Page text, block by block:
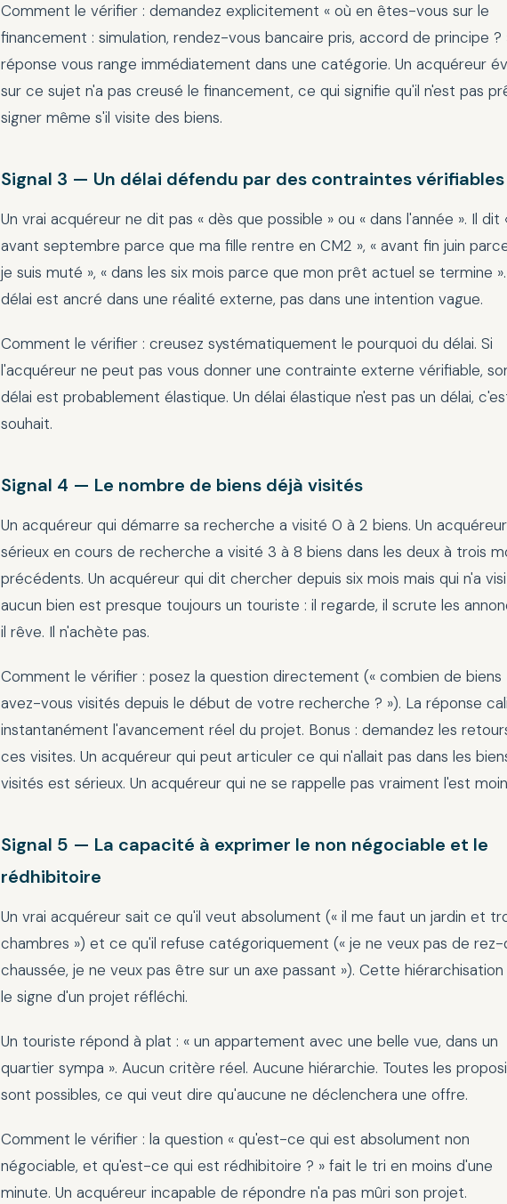
Comment le vérifier : demandez explicitement « où en êtes-vous sur le
financement : simulation, rendez-vous bancaire pris, accord de principe ?
réponse vous range immédiatement dans une catégorie. Un acquéreur
sur ce sujet n'a pas creusé le financement, ce qui signifie qu'il n'est pas
signer même s'il visite des biens.
Signal 3 — Un délai défendu par des contraintes vérifiables
Un vrai acquéreur ne dit pas « dès que possible » ou « dans l'année ». Il dit
avant septembre parce que ma fille rentre en CM2 », « avant fin juin
je suis muté », « dans les six mois parce que mon prêt actuel se termine
délai est ancré dans une réalité externe, pas dans une intention vague.
Comment le vérifier : creusez systématiquement le pourquoi du délai. Si
l'acquéreur ne peut pas vous donner une contrainte externe vérifiable,
délai est probablement élastique. Un délai élastique n'est pas un délai,
souhait.
Signal 4 — Le nombre de biens déjà visités
Un acquéreur qui démarre sa recherche a visité 0 à 2 biens. Un acquéreur
sérieux en cours de recherche a visité 3 à 8 biens dans les deux à trois
précédents. Un acquéreur qui dit chercher depuis six mois mais qui n'a
aucun bien est presque toujours un touriste : il regarde, il scrute les
il rêve. Il n'achète pas.
Comment le vérifier : posez la question directement (« combien de biens
avez-vous visités depuis le début de votre recherche ? »). La réponse
instantanément l'avancement réel du projet. Bonus : demandez les
ces visites. Un acquéreur qui peut articuler ce qui n'allait pas dans les
visités est sérieux. Un acquéreur qui ne se rappelle pas vraiment l'est
Signal 5 — La capacité à exprimer le non négociable et le
rédhibitoire
Un vrai acquéreur sait ce qu'il veut absolument (« il me faut un jardin et
chambres ») et ce qu'il refuse catégoriquement (« je ne veux pas de
chaussée, je ne veux pas être sur un axe passant »). Cette
le signe d'un projet réfléchi.
Un touriste répond à plat : « un appartement avec une belle vue, dans un
quartier sympa ». Aucun critère réel. Aucune hiérarchie. Toutes les
sont possibles, ce qui veut dire qu'aucune ne déclenchera une offre.
Comment le vérifier : la question « qu'est-ce qui est absolument non
négociable, et qu'est-ce qui est rédhibitoire ? » fait le tri en moins d'une
minute. Un acquéreur incapable de répondre n'a pas mûri son projet.